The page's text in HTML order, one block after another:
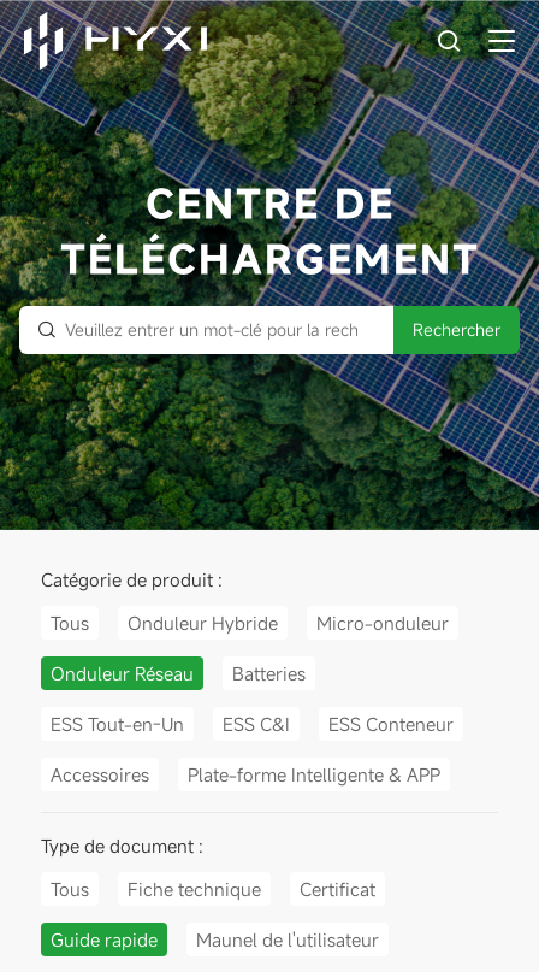
CENTRE DE
TÉLÉCHARGEMENT
Rechercher
Catégorie de produit :
Tous
Onduleur Hybride Micro-onduleur
Onduleur Réseau Batteries
ESS Tout-en-Un ESS C&I ESS Conteneur
Accessoires Plate-forme Intelligente & APP
Type de document :
Tous
Fiche technique Certificat
Guide rapide Maunel de l'utilisateur